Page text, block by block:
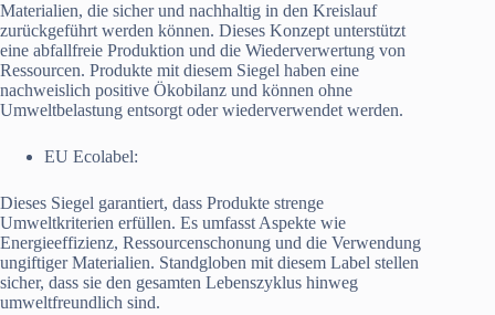
Materialien, die sicher und nachhaltig in den Kreislauf
zurückgeführt werden können. Dieses Konzept unterstützt
eine abfallfreie Produktion und die Wiederverwertung von
Ressourcen. Produkte mit diesem Siegel haben eine
nachweislich positive Ökobilanz und können ohne
Umweltbelastung entsorgt oder wiederverwendet werden.
EU Ecolabel:
Dieses Siegel garantiert, dass Produkte strenge
Umweltkriterien erfüllen. Es umfasst Aspekte wie
Energieeffizienz, Ressourcenschonung und die Verwendung
ungiftiger Materialien. Standgloben mit diesem Label stellen
sicher, dass sie den gesamten Lebenszyklus hinweg
umweltfreundlich sind.